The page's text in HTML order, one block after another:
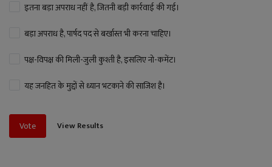
इतना बड़ा अपराध नहीं है, जितनी बड़ी कार्रवाई की गई।
बड़ा अपराध है, पार्षद पद से बर्खास्त भी करना चाहिए।
पक्ष-विपक्ष की मिली-जुली कुश्ती है, इसलिए नो-कमेंट।
यह जनहित के मुद्दों से ध्यान भटकाने की साजिश है।
Vote View Results